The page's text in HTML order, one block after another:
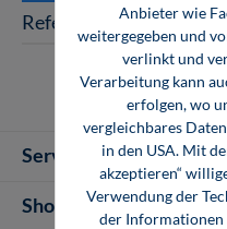
Referent
Service-Hotline
Shop Informationen
Anbieter wie
weitergegeben und
verlinkt und
Verarbeitung kann
erfolgen, wo
vergleichbares
in den USA. Mit
akzeptieren“
Verwendung der
der Informationen